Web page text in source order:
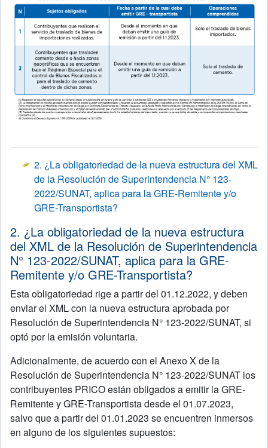
2. ¿La obligatoriedad de la nueva estructura del XML
de la Resolución de Superintendencia N° 123-
2022/SUNAT, aplica para la GRE-Remitente y/o
GRE-Transportista?
2. ¿La obligatoriedad de la nueva estructura
del XML de la Resolución de Superintendencia
N° 123-2022/SUNAT, aplica para la GRE-
Remitente y/o GRE-Transportista?
Esta obligatoriedad rige a partir del 01.12.2022, y deben
enviar el XML con la nueva estructura aprobada por
Resolución de Superintendencia N° 123-2022/SUNAT, si
optó por la emisión voluntaria.
Adicionalmente, de acuerdo con el Anexo X de la
Resolución de Superintendencia N° 123-2022/SUNAT los
contribuyentes PRICO están obligados a emitir la GRE-
Remitente y GRE-Transportista desde el 01.07.2023,
salvo que a partir del 01.01.2023 se encuentren inmersos
en alguno de los siguientes supuestos: